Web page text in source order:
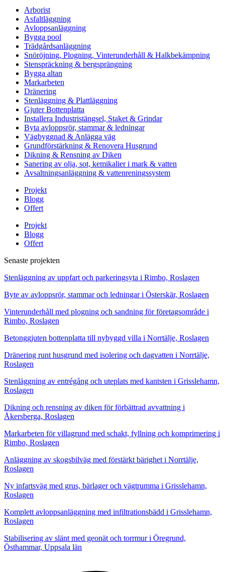
Arborist
Asfaltläggning
Avloppsanläggning
Bygga pool
Trädgårdsanläggning
Snöröjning, Plogning, Vinterunderhåll & Halkbekämpning
Stenspräckning & bergsprängning
Bygga altan
Markarbeten
Dränering
Stenläggning & Plattläggning
Gjuter Bottenplatta
Installera Industristängsel, Staket & Grindar
Byta avloppsrör, stammar & ledningar
Vägbyggnad & Anlägga väg
Grundförstärkning & Renovera Husgrund
Dikning & Rensning av Diken
Sanering av olja, sot, kemikalier i mark & vatten
Avsaltningsanläggning & vattenreningssystem
Projekt
Blogg
Offert
Projekt
Blogg
Offert
Senaste projekten
Stenläggning av uppfart och parkeringsyta i Rimbo, Roslagen
Byte av avloppsrör, stammar och ledningar i Österskär, Roslagen
Vinterunderhåll med plogning och sandning för företagsområde i
Rimbo, Roslagen
Betonggjuten bottenplatta till nybyggd villa i Norrtälje, Roslagen
Dränering runt husgrund med isolering och dagvatten i Norrtälje,
Roslagen
Stenläggning av entrégång och uteplats med kantsten i Grisslehamn,
Roslagen
Dikning och rensning av diken för förbättrad avvattning i
Åkersberga, Roslagen
Markarbeten för villagrund med schakt, fyllning och komprimering i
Rimbo, Roslagen
Anläggning av skogsbilväg med förstärkt bärighet i Norrtälje,
Roslagen
Ny infartsväg med grus, bärlager och vägtrumma i Grisslehamn,
Roslagen
Komplett avloppsanläggning med infiltrationsbädd i Grisslehamn,
Roslagen
Stabilisering av slänt med geonät och torrmur i Öregrund,
Östhammar, Uppsala län